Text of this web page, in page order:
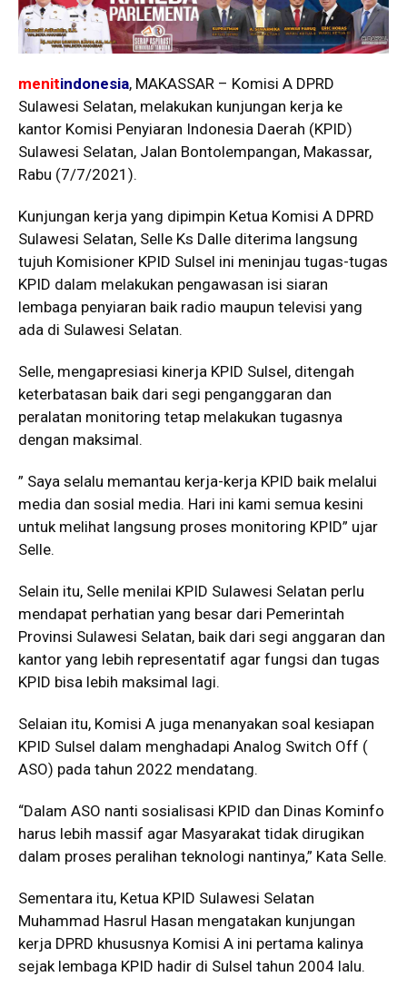
menitindonesia, MAKASSAR – Komisi A DPRD
Sulawesi Selatan, melakukan kunjungan kerja ke
kantor Komisi Penyiaran Indonesia Daerah (KPID)
Sulawesi Selatan, Jalan Bontolempangan, Makassar,
Rabu (7/7/2021).
Kunjungan kerja yang dipimpin Ketua Komisi A DPRD
Sulawesi Selatan, Selle Ks Dalle diterima langsung
tujuh Komisioner KPID Sulsel ini meninjau tugas-tugas
KPID dalam melakukan pengawasan isi siaran
lembaga penyiaran baik radio maupun televisi yang
ada di Sulawesi Selatan.
Selle, mengapresiasi kinerja KPID Sulsel, ditengah
keterbatasan baik dari segi penganggaran dan
peralatan monitoring tetap melakukan tugasnya
dengan maksimal.
” Saya selalu memantau kerja-kerja KPID baik melalui
media dan sosial media. Hari ini kami semua kesini
untuk melihat langsung proses monitoring KPID” ujar
Selle.
Selain itu, Selle menilai KPID Sulawesi Selatan perlu
mendapat perhatian yang besar dari Pemerintah
Provinsi Sulawesi Selatan, baik dari segi anggaran dan
kantor yang lebih representatif agar fungsi dan tugas
KPID bisa lebih maksimal lagi.
Selaian itu, Komisi A juga menanyakan soal kesiapan
KPID Sulsel dalam menghadapi Analog Switch Off (
ASO) pada tahun 2022 mendatang.
“Dalam ASO nanti sosialisasi KPID dan Dinas Kominfo
harus lebih massif agar Masyarakat tidak dirugikan
dalam proses peralihan teknologi nantinya,” Kata Selle.
Sementara itu, Ketua KPID Sulawesi Selatan
Muhammad Hasrul Hasan mengatakan kunjungan
kerja DPRD khususnya Komisi A ini pertama kalinya
sejak lembaga KPID hadir di Sulsel tahun 2004 lalu.